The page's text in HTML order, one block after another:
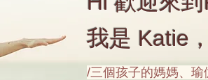
我是 Katie
/三個孩子的媽媽、瑜